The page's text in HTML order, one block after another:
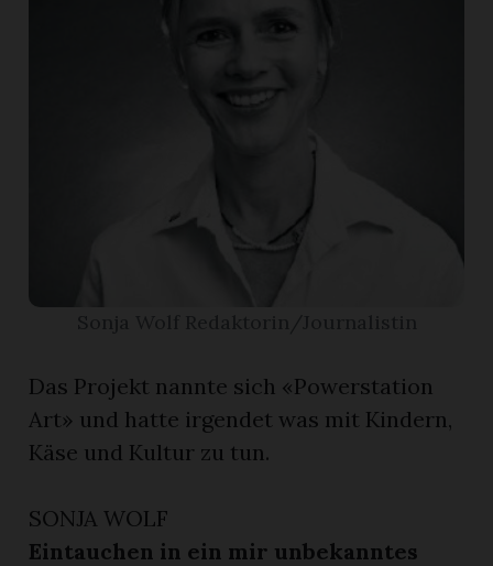
Das Projekt nannte sich «Powerstation
Art» und hatte irgendet was mit Kindern,
Käse und Kultur zu tun.
SONJA WOLF
Eintauchen in ein mir unbekanntes